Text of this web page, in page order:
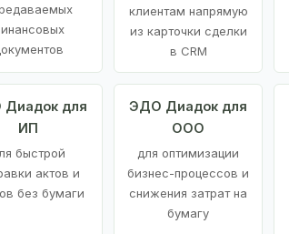
клиентам напрямую
из карточки сделки
в CRM
для
ИП
быстрой
актов и
без бумаги
ЭДО Диадок для
ООО
для оптимизации
бизнес-процессов и
снижения затрат на
бумагу